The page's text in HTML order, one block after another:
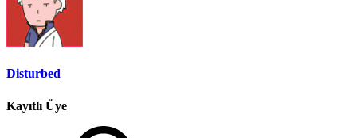
Disturbed
Kayıtlı Üye